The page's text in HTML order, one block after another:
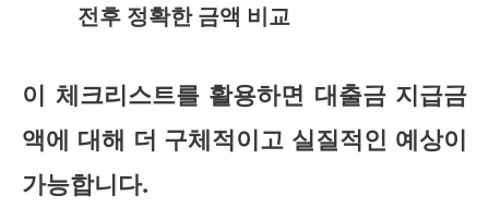
전후 정확한 금액 비교
이 체크리스트를 활용하면 대출금 지급금
액에 대해 더 구체적이고 실질적인 예상이
가능합니다.